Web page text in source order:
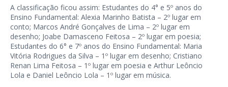
A classificação ficou assim: Estudantes do 4° e 5º anos do
Ensino Fundamental: Alexia Marinho Batista – 2º lugar em
conto; Marcos André Gonçalves de Lima – 2º lugar em
desenho; Joabe Damasceno Feitosa – 2º lugar em poesia;
Estudantes do 6° e 7º anos do Ensino Fundamental: Maria
Vitória Rodrigues da Silva – 1º lugar em desenho; Cristiano
Renan Lima Feitosa – 1º lugar em poesia e Arthur Leôncio
Lola e Daniel Leôncio Lola – 1º lugar em música.